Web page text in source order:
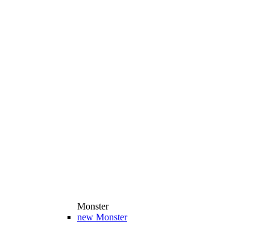
Monster
new Monster